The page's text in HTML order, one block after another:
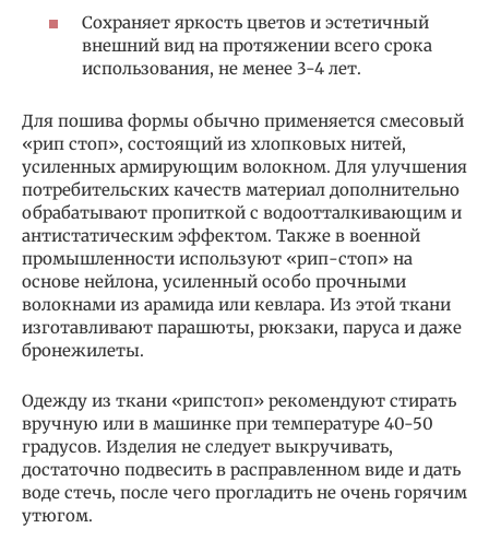
Сохраняет яркость цветов и эстетичный
внешний вид на протяжении всего срока
использования, не менее 3-4 лет.
Для пошива формы обычно применяется смесовый
«рип стоп», состоящий из хлопковых нитей,
усиленных армирующим волокном. Для улучшения
потребительских качеств материал дополнительно
обрабатывают пропиткой с водоотталкивающим и
антистатическим эффектом. Также в военной
промышленности используют «рип-стоп» на
основе нейлона, усиленный особо прочными
волокнами из арамида или кевлара. Из этой ткани
изготавливают парашюты, рюкзаки, паруса и даже
бронежилеты.
Одежду из ткани «рипстоп» рекомендуют стирать
вручную или в машинке при температуре 40-50
градусов. Изделия не следует выкручивать,
достаточно подвесить в расправленном виде и дать
воде стечь, после чего прогладить не очень горячим
утюгом.